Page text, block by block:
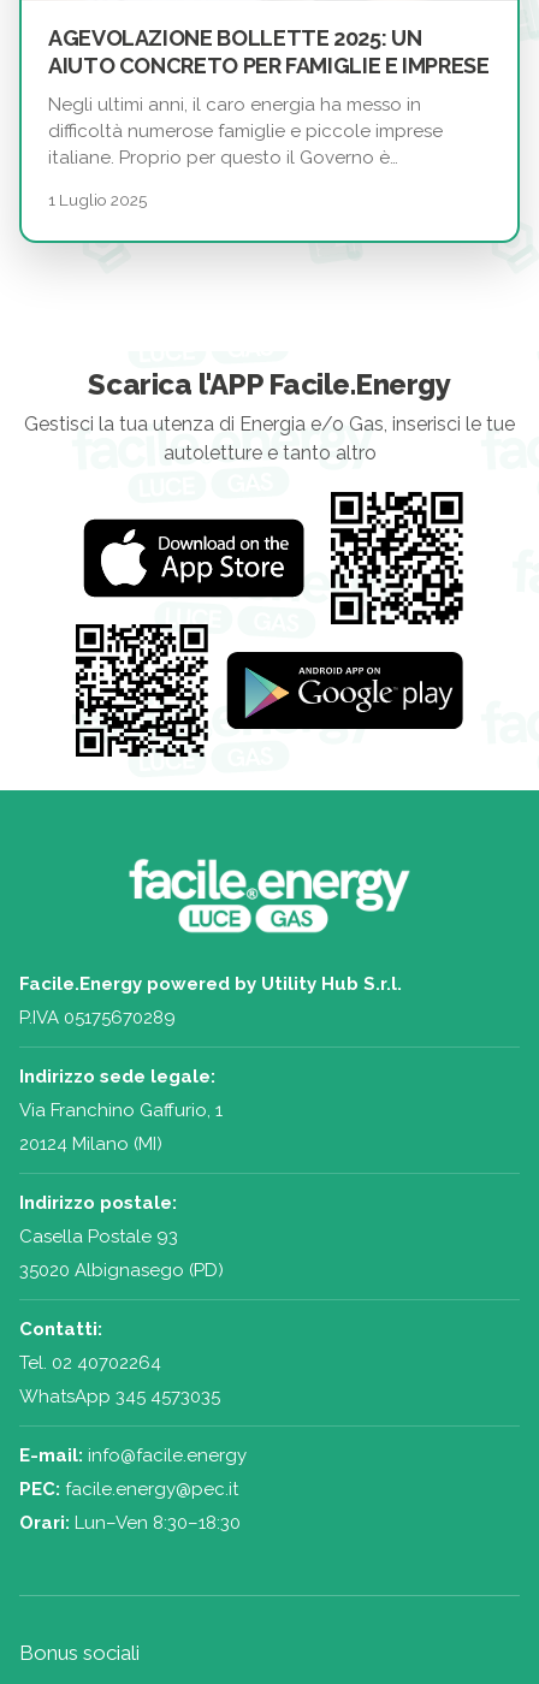
AGEVOLAZIONE BOLLETTE 2025: UN
AIUTO CONCRETO PER FAMIGLIE E IMPRESE
Negli ultimi anni, il caro energia ha messo in
difficoltà numerose famiglie e piccole imprese
italiane. Proprio per questo il Governo è…
1 Luglio 2025
Scarica l'APP Facile.Energy
Gestisci la tua utenza di Energia e/o Gas, inserisci le tue
autoletture e tanto altro
Facile.Energy powered by Utility Hub S.r.l.
P.IVA 05175670289
Indirizzo sede legale:
Via Franchino Gaffurio, 1
20124 Milano (MI)
Indirizzo postale:
Casella Postale 93
35020 Albignasego (PD)
Contatti:
Tel. 02 40702264
WhatsApp 345 4573035
E-mail: info@facile.energy
PEC: facile.energy@pec.it
Orari: Lun–Ven 8:30–18:30
Bonus sociali